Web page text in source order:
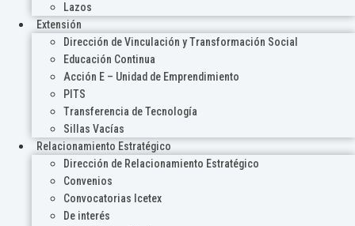
Lazos
Extensión
Dirección de Vinculación y Transformación Social
Educación Continua
Acción E – Unidad de Emprendimiento
PITS
Transferencia de Tecnología
Sillas Vacías
Relacionamiento Estratégico
Dirección de Relacionamiento Estratégico
Convenios
Convocatorias Icetex
De interés